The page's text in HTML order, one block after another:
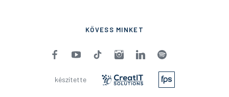
KÖVESS MINKET
készítette